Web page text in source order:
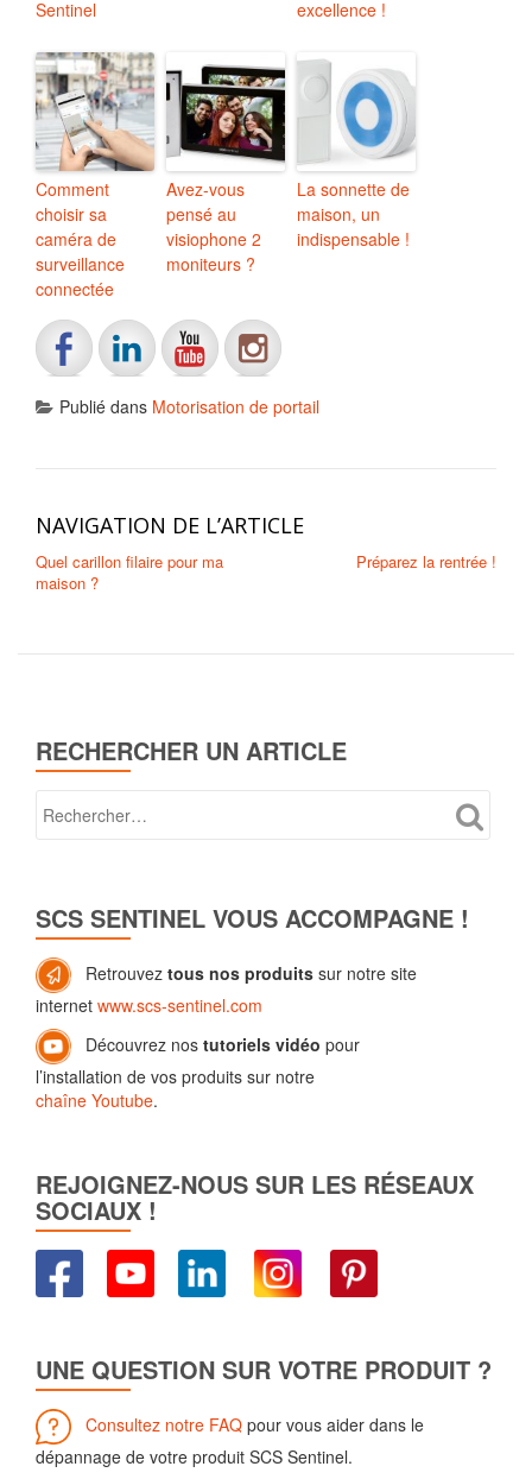
Sentinel excellence !
Comment
choisir sa
caméra de
surveillance
connectée
Avez-vous
pensé au
visiophone 2
moniteurs ?
La sonnette de
maison, un
indispensable !
Publié dans Motorisation de portail
NAVIGATION DE L’ARTICLE
Quel carillon filaire pour ma
maison ?
Préparez la rentrée !
RECHERCHER UN ARTICLE
SCS SENTINEL VOUS ACCOMPAGNE !
Retrouvez tous nos produits sur notre site
internet www.scs-sentinel.com
Découvrez nos tutoriels vidéo pour
l’installation de vos produits sur notre
chaîne Youtube.
REJOIGNEZ-NOUS SUR LES RÉSEAUX
SOCIAUX !
UNE QUESTION SUR VOTRE PRODUIT ?
Consultez notre FAQ pour vous aider dans le
dépannage de votre produit SCS Sentinel.